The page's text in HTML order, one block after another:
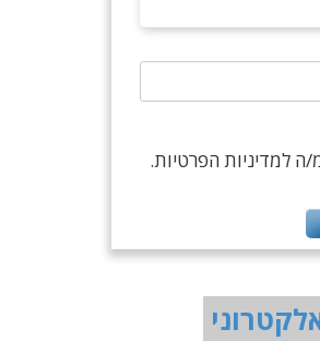
ה למדיניות הפרטיות.